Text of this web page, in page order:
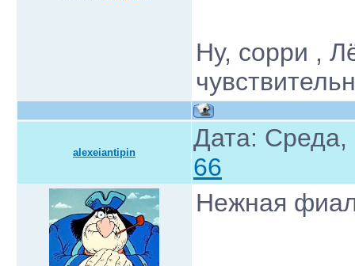
Ну, сорри ,
alexeiantipin
Дата:
66
Нежная